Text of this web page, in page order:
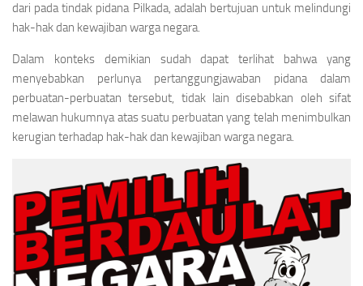
dari pada tindak pidana Pilkada, adalah bertujuan untuk melindungi
hak-hak dan kewajiban warga negara.
Dalam konteks demikian sudah dapat terlihat bahwa yang
menyebabkan perlunya pertanggungjawaban pidana dalam
perbuatan-perbuatan tersebut, tidak lain disebabkan oleh sifat
melawan hukumnya atas suatu perbuatan yang telah menimbulkan
kerugian terhadap hak-hak dan kewajiban warga negara.